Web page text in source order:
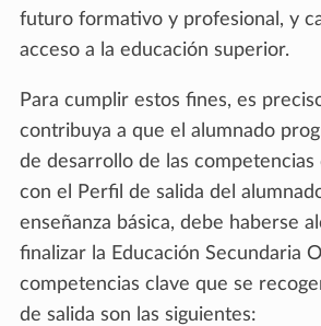
futuro formativo y profesional, y
acceso a la educación superior.
Para cumplir estos fines, es
contribuya a que el alumnado
de desarrollo de las
con el Perfil de salida del
enseñanza básica, debe haberse
finalizar la Educación Secundaria
competencias clave que se
de salida son las siguientes: